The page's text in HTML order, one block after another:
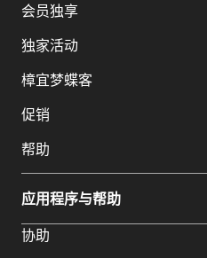
会员独享
独家活动
樟宜梦蝶客
促销
帮助
应用程序与帮助
协助